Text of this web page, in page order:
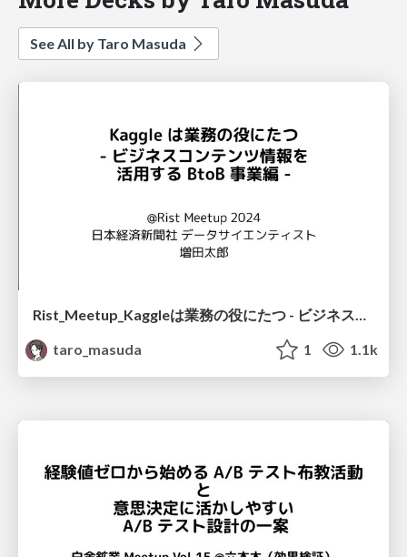
See All by Taro Masuda
Rist_Meetup_Kaggleは業務の役にたつ - ビジネスコンテンツ情報を活用する BtoB 事業編 - / rist-meetup-20241012
taro_masuda
1 1.1k